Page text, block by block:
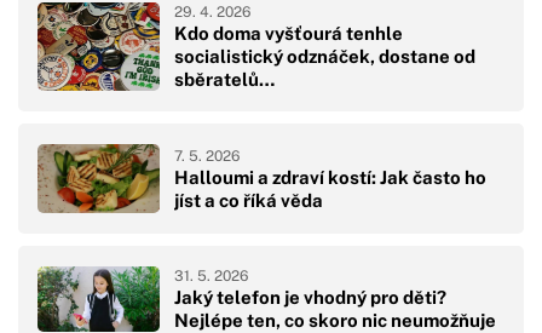
Kdo doma vyšťourá tenhle
socialistický odznáček, dostane od
sběratelů…
29. 4. 2026
Halloumi a zdraví kostí: Jak často ho
jíst a co říká věda
7. 5. 2026
Jaký telefon je vhodný pro děti?
Nejlépe ten, co skoro nic neumožňuje
31. 5. 2026